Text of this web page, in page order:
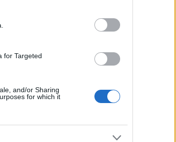
for Targeted
and/or Sharing
for which it